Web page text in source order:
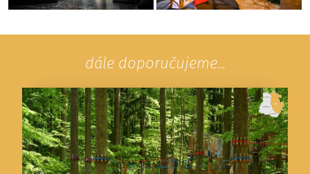
dále doporučujeme...